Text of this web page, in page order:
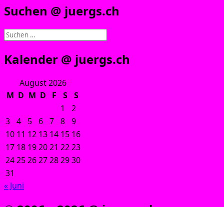
Suchen @ juergs.ch
Suchen
Kalender @ juergs.ch
August 2026
M D M D F S
S
1
2
3 4 5 6 7 8 9
10 11 12 13 14 15 16
17 18 192021 2223
24252627282930
31
« Juni